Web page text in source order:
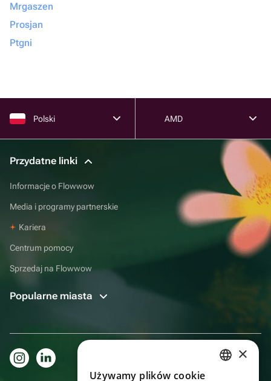
Mrgaszen
Prosjan
Ptgni
Polski AMD
Przydatne linki
Informacje o Flowwow
Media i programy partnerskie
Kariera
Centrum pomocy
Sprzedaj na Flowwow
Popularne miasta
×
Używamy plików cookie